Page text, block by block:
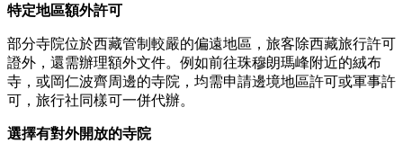
特定地區額外許可
部分寺院位於西藏管制較嚴的偏遠地區，旅客除西藏旅行許可
證外，還需辦理額外文件。例如前往珠穆朗瑪峰附近的絨布
寺，或岡仁波齊周邊的寺院，均需申請邊境地區許可或軍事許
可，旅行社同樣可一併代辦。
選擇有對外開放的寺院